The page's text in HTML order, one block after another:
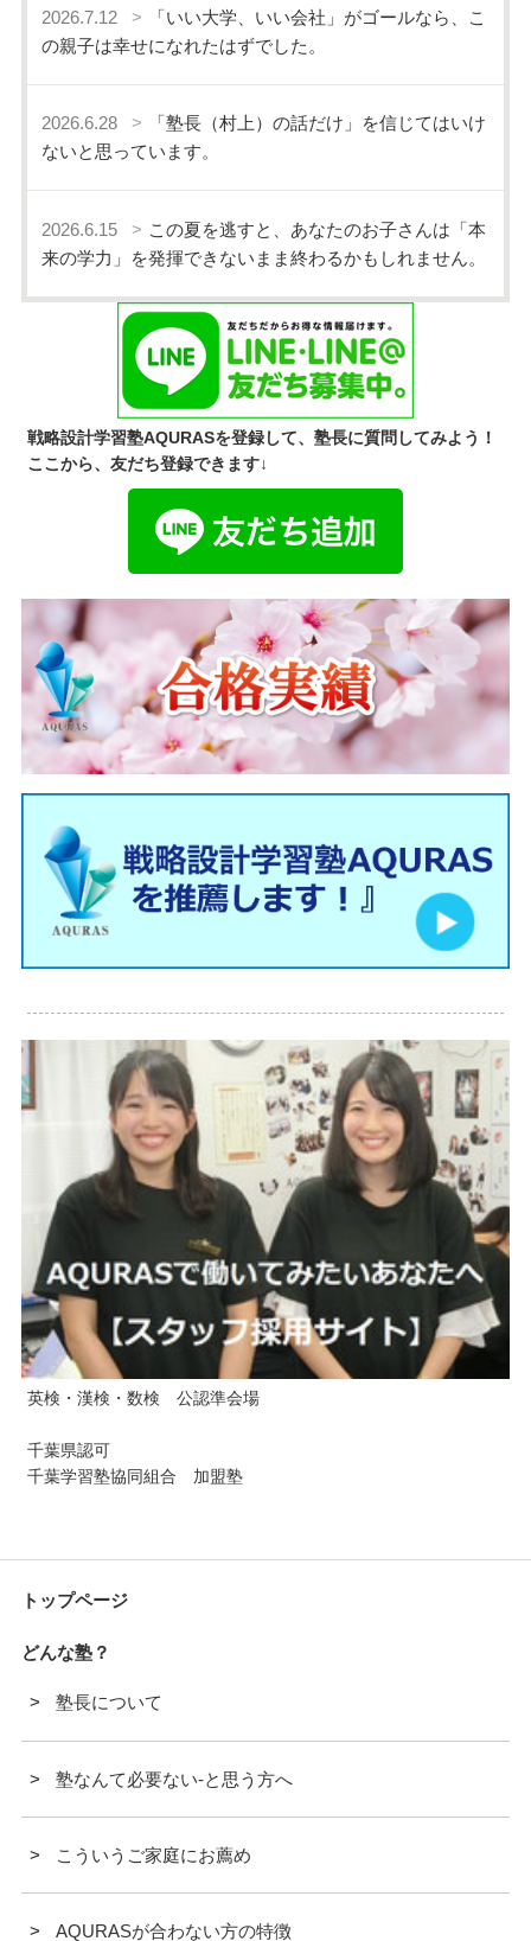
2026.7.12
「いい大学、いい会社」がゴールなら、こ
の親子は幸せになれたはずでした。
2026.6.28
「塾長（村上）の話だけ」を信じてはいけ
ないと思っています。
2026.6.15
この夏を逃すと、あなたのお子さんは「本
来の学力」を発揮できないまま終わるかもしれません。
戦略設計学習塾AQURASを登録して、塾長に質問してみよう！
ここから、友だち登録できます↓
英検・漢検・数検 公認準会場
千葉県認可
千葉学習塾協同組合 加盟塾
トップページ
どんな塾？
塾長について
塾なんて必要ない-と思う方へ
こういうご家庭にお薦め
AQURASが合わない方の特徴